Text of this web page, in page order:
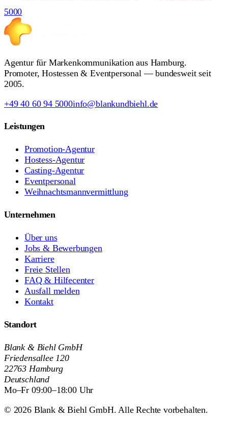
5000
Agentur für Markenkommunikation aus Hamburg.
Promoter, Hostessen & Eventpersonal — bundesweit seit
2005.
+49 40 60 94 5000info@blankundbiehl.de
Leistungen
Promotion-Agentur
Hostess-Agentur
Casting-Agentur
Eventpersonal
Weihnachtsmannvermittlung
Unternehmen
Über uns
Jobs & Bewerbungen
Karriere
Freie Stellen
FAQ & Hilfecenter
Ausfall melden
Kontakt
Standort
Blank & Biehl GmbH
Friedensallee 120
22763 Hamburg
Deutschland
Mo–Fr 09:00–18:00 Uhr
© 2026 Blank & Biehl GmbH. Alle Rechte vorbehalten.